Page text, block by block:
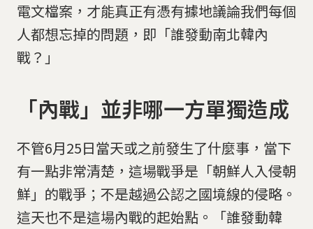
電文檔案，才能真正有憑有據地議論我們每個
人都想忘掉的問題，即「誰發動南北韓內
戰？」
「內戰」並非哪一方單獨造成
不管6月25日當天或之前發生了什麼事，當下
有一點非常清楚，這場戰爭是「朝鮮人入侵朝
鮮」的戰爭；不是越過公認之國境線的侵略。
這天也不是這場內戰的起始點。「誰發動韓